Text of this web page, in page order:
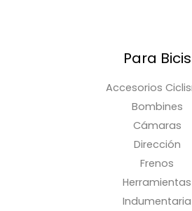
Para Bicis
Accesorios
Bombines
Cámaras
Dirección
Frenos
Herramientas
Indumentaria